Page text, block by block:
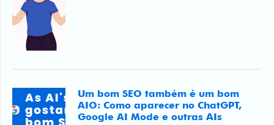
Um bom SEO também é um bom
AIO: Como aparecer no ChatGPT,
Google AI Mode e outras AIs